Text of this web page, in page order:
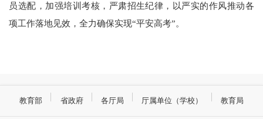
员选配，加强培训考核，严肃招生纪律，以严实的作风推动各
项工作落地见效，全力确保实现“平安高考”。
教育部 省政府 各厅局 厅属单位（学校） 教育局